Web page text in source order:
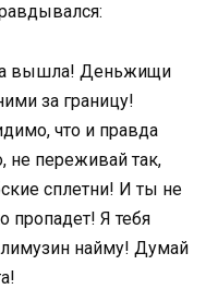
вышла! Деньжищи
за границу!
что и правда
не переживай так,
сплетни! И ты не
пропадет! Я тебя
найму! Думай